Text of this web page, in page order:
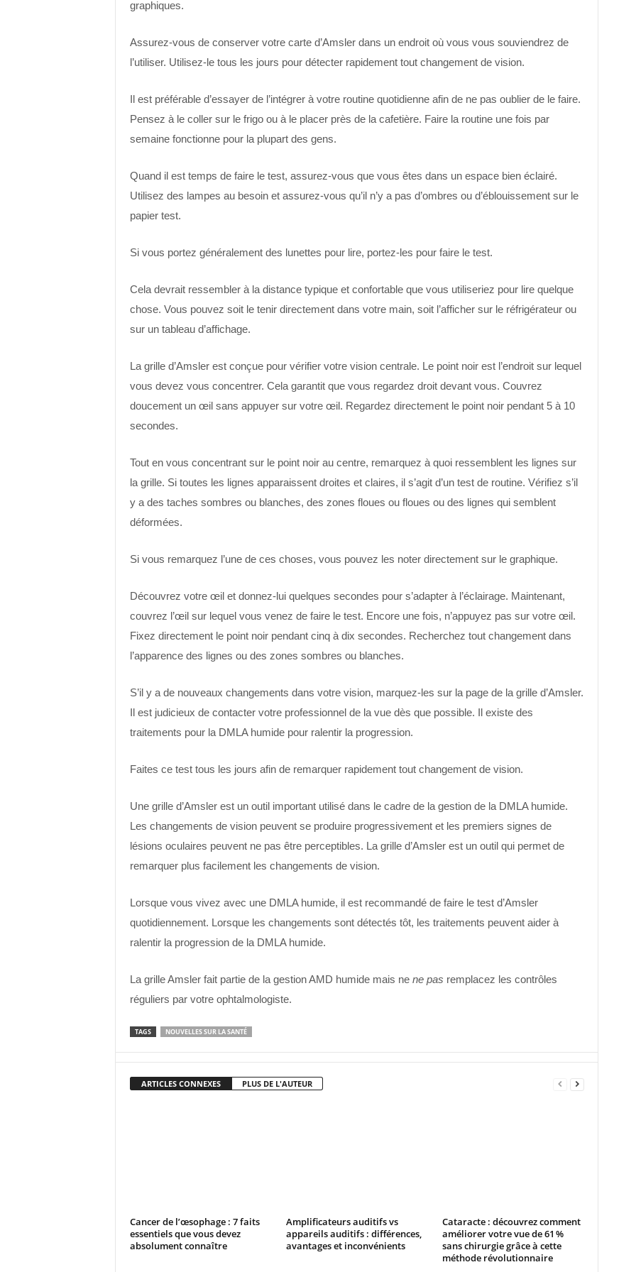
graphiques.
Assurez-vous de conserver votre carte d’Amsler dans un endroit où vous vous souviendrez de
l’utiliser. Utilisez-le tous les jours pour détecter rapidement tout changement de vision.
Il est préférable d’essayer de l’intégrer à votre routine quotidienne afin de ne pas oublier de le faire.
Pensez à le coller sur le frigo ou à le placer près de la cafetière. Faire la routine une fois par
semaine fonctionne pour la plupart des gens.
Quand il est temps de faire le test, assurez-vous que vous êtes dans un espace bien éclairé.
Utilisez des lampes au besoin et assurez-vous qu’il n’y a pas d’ombres ou d’éblouissement sur le
papier test.
Si vous portez généralement des lunettes pour lire, portez-les pour faire le test.
Cela devrait ressembler à la distance typique et confortable que vous utiliseriez pour lire quelque
chose. Vous pouvez soit le tenir directement dans votre main, soit l’afficher sur le réfrigérateur ou
sur un tableau d’affichage.
La grille d’Amsler est conçue pour vérifier votre vision centrale. Le point noir est l’endroit sur lequel
vous devez vous concentrer. Cela garantit que vous regardez droit devant vous. Couvrez
doucement un œil sans appuyer sur votre œil. Regardez directement le point noir pendant 5 à 10
secondes.
Tout en vous concentrant sur le point noir au centre, remarquez à quoi ressemblent les lignes sur
la grille. Si toutes les lignes apparaissent droites et claires, il s’agit d’un test de routine. Vérifiez s’il
y a des taches sombres ou blanches, des zones floues ou floues ou des lignes qui semblent
déformées.
Si vous remarquez l’une de ces choses, vous pouvez les noter directement sur le graphique.
Découvrez votre œil et donnez-lui quelques secondes pour s’adapter à l’éclairage. Maintenant,
couvrez l’œil sur lequel vous venez de faire le test. Encore une fois, n’appuyez pas sur votre œil.
Fixez directement le point noir pendant cinq à dix secondes. Recherchez tout changement dans
l’apparence des lignes ou des zones sombres ou blanches.
S’il y a de nouveaux changements dans votre vision, marquez-les sur la page de la grille d’Amsler.
Il est judicieux de contacter votre professionnel de la vue dès que possible. Il existe des
traitements pour la DMLA humide pour ralentir la progression.
Faites ce test tous les jours afin de remarquer rapidement tout changement de vision.
Une grille d’Amsler est un outil important utilisé dans le cadre de la gestion de la DMLA humide.
Les changements de vision peuvent se produire progressivement et les premiers signes de
lésions oculaires peuvent ne pas être perceptibles. La grille d’Amsler est un outil qui permet de
remarquer plus facilement les changements de vision.
Lorsque vous vivez avec une DMLA humide, il est recommandé de faire le test d’Amsler
quotidiennement. Lorsque les changements sont détectés tôt, les traitements peuvent aider à
ralentir la progression de la DMLA humide.
La grille Amsler fait partie de la gestion AMD humide mais ne ne pas remplacez les contrôles
réguliers par votre ophtalmologiste.
TAGS NOUVELLES SUR LA SANTÉ
ARTICLES CONNEXES PLUS DE L'AUTEUR
Cancer de l’œsophage : 7 faits
essentiels que vous devez
absolument connaître
Amplificateurs auditifs vs
appareils auditifs : différences,
avantages et inconvénients
Cataracte : découvrez comment
améliorer votre vue de 61 %
sans chirurgie grâce à cette
méthode révolutionnaire